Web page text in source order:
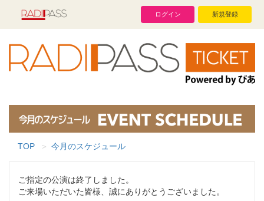
ログイン 新規登録
TOP 今月のスケジュール
ご指定の公演は終了しました。
ご来場いただいた皆様、誠にありがとうございました。